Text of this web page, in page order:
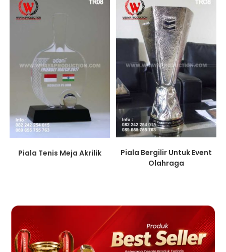
Piala Tenis Meja Akrilik
Piala Bergilir Untuk Event
Olahraga